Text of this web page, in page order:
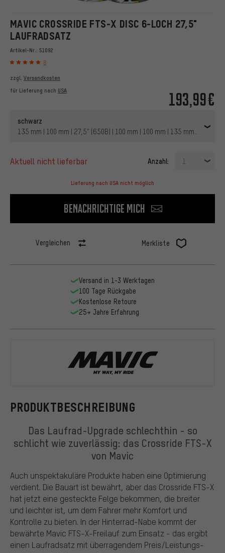
MAVIC CROSSRIDE FTS-X DISC 6-LOCH 27,5"
LAUFRADSATZ
Artikel-Nr.: 51092
8
193,99€
zzgl. Versandkosten
für Lieferung nach USA
schwarz
135 mm | 100 mm | 27,5" (650B) | 100 mm | 100 mm | 135 mm |
aktuell nicht lieferbar Anzahl: 1
Lieferung nach USA nicht möglich
Benachrichtige mich
Vergleichen Merkliste
PRODUKTBESCHREIBUNG
Das Laufrad-Upgrade schlechthin - so
schlicht wie zuverlässig: das Crossride FTS-X
von Mavic
Auch unspektakuläre Produkte haben eine Optimierung
verdient. Die Bauart ist bewährt, aber das Crossride FTS-X
hat jetzt eine gesteckte Felge bekommen, die breiter
und leichter ist, um dem Fahrer mehr Komfort und
Kontrolle zu bieten. In der Hinterrad-Nabe kommt der
bewährte Mavic FTS-X-Freilauf zum Einsatz - das ergibt
einen Laufradsatz mit überragendem Preis/Leistungs-
Versand in 1-3 Werktagen
100 Tage Rückgabe
Kostenlose Retoure
25+ Jahre Erfahrung